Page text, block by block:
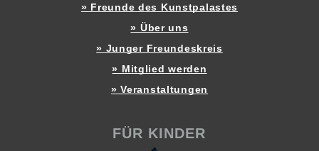
» Freunde des Kunstpalastes
» Über uns
» Junger Freundeskreis
» Mitglied werden
» Veranstaltungen
FÜR KINDER